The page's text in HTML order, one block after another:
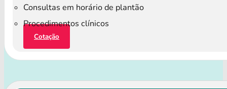
Consultas em horário de plantão
Procedimentos clínicos
Cotação